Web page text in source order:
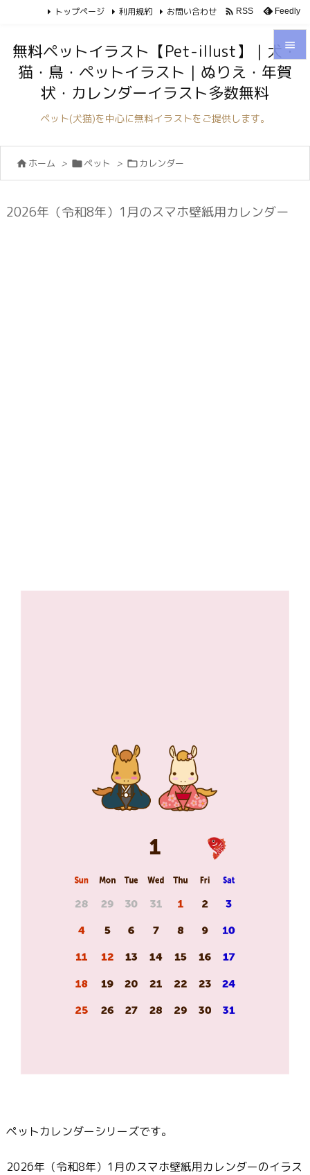



トップページ 利用規約 お問い合わせ  RSS Feedly
無料ペットイラスト【Pet-illust】｜犬・
猫・鳥・ペットイラスト｜ぬりえ・年賀
状・カレンダーイラスト多数無料
ペット(犬猫)を中心に無料イラストをご提供します。
 ホーム > ペット > カレンダー
2026年（令和8年）1月のスマホ壁紙用カレンダー
ペットカレンダーシリーズです。
2026年（令和8年）1月のスマホ壁紙用カレンダーのイラス